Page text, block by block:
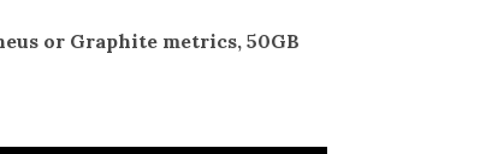
or Graphite metrics, 50GB